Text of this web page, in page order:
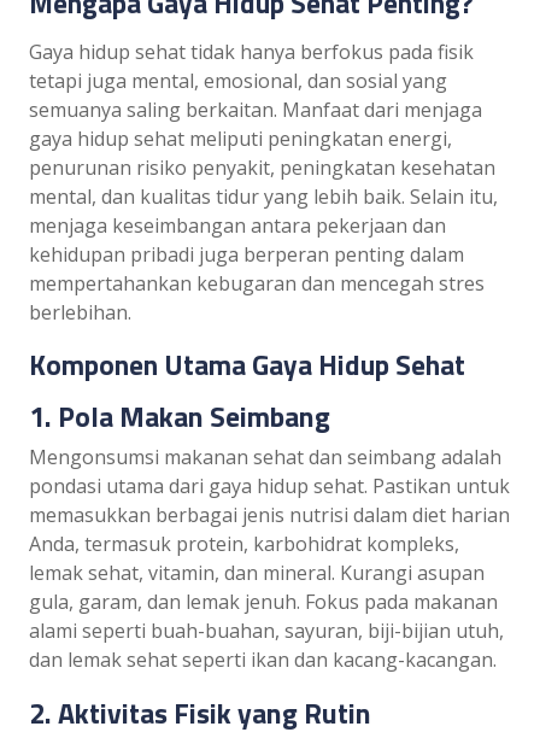
Gaya hidup sehat tidak hanya berfokus pada fisik
tetapi juga mental, emosional, dan sosial yang
semuanya saling berkaitan. Manfaat dari menjaga
gaya hidup sehat meliputi peningkatan energi,
penurunan risiko penyakit, peningkatan kesehatan
mental, dan kualitas tidur yang lebih baik. Selain itu,
menjaga keseimbangan antara pekerjaan dan
kehidupan pribadi juga berperan penting dalam
mempertahankan kebugaran dan mencegah stres
berlebihan.
Komponen Utama Gaya Hidup Sehat
1. Pola Makan Seimbang
Mengonsumsi makanan sehat dan seimbang adalah
pondasi utama dari gaya hidup sehat. Pastikan untuk
memasukkan berbagai jenis nutrisi dalam diet harian
Anda, termasuk protein, karbohidrat kompleks,
lemak sehat, vitamin, dan mineral. Kurangi asupan
gula, garam, dan lemak jenuh. Fokus pada makanan
alami seperti buah-buahan, sayuran, biji-bijian utuh,
dan lemak sehat seperti ikan dan kacang-kacangan.
2. Aktivitas Fisik yang Rutin